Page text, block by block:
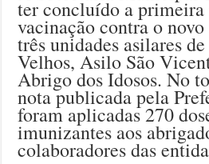
ter concluído a primeira
vacinação contra o
três unidades asilares
Velhos, Asilo São
Abrigo dos Idosos. No
nota publicada pela
foram aplicadas 270
imunizantes aos
colaboradores das